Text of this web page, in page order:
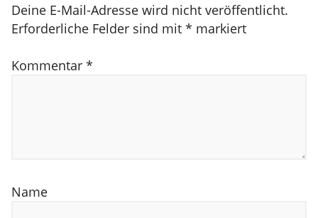
Deine E-Mail-Adresse wird nicht veröffentlicht.
Erforderliche Felder sind mit * markiert
Kommentar *
Name